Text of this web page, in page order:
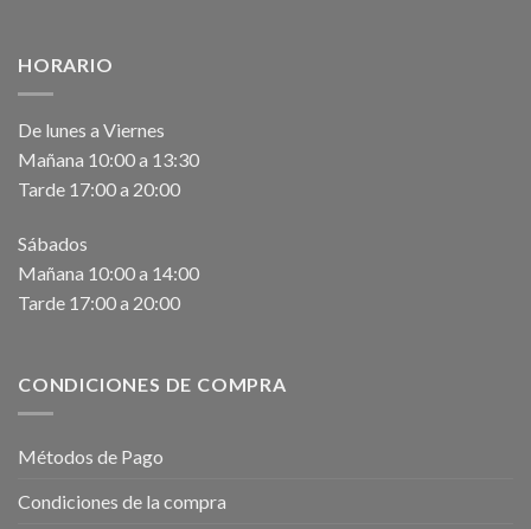
HORARIO
De lunes a Viernes
Mañana 10:00 a 13:30
Tarde 17:00 a 20:00
Sábados
Mañana 10:00 a 14:00
Tarde 17:00 a 20:00
CONDICIONES DE COMPRA
Métodos de Pago
Condiciones de la compra